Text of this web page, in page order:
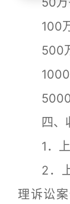
100万-
500万-
1000
5000
四、收
1．上
2．上
理诉讼